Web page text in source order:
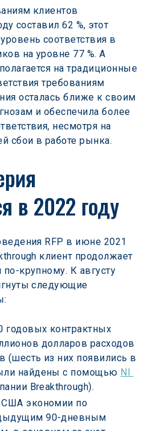
клиентов
составил 62 %, этот
соответствия в
на уровне 77 %. А
на традиционные
требованиям
осталась ближе к своим
и обеспечила более
несмотря на
сбои в работе рынка.
в 2022 году
RFP в июне 2021
клиент продолжает
крупному. К августу
следующие
годовых контрактных
долларов расходов
(шесть из них появились в
найдены с помощью NI
Breakthrough).
США экономии по
90-дневным